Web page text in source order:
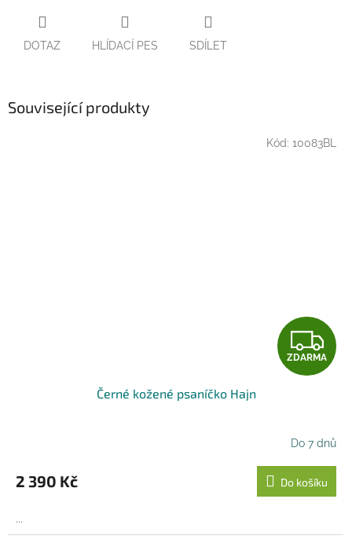
DOTAZ HLÍDACÍ PES SDÍLET
Související produkty
Z
D
R
M
A
ZDARMA
Černé kožené psaníčko Hajn
Do 7 dnů
2 390 Kč Do košíku
...
Kód: 10083BL